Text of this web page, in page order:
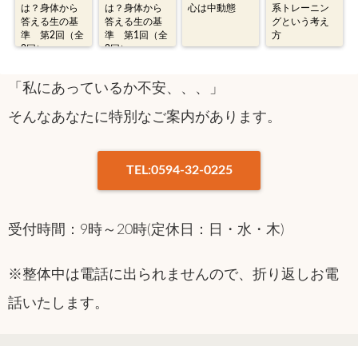
は？身体から
答える生の基
準 第2回（全
2回）
は？身体から
答える生の基
準 第1回（全
2回）
心は中動態
系トレーニン
グという考え
方
「私にあっているか不安、、、」
そんなあなたに特別なご案内があります。
TEL:0594-32-0225
受付時間：9時～20時(定休日：日・水・木)
※整体中は電話に出られませんので、折り返しお電
話いたします。